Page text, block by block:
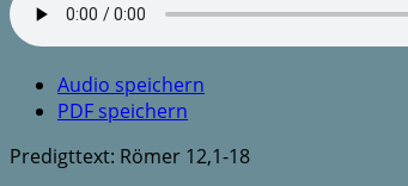
Audio speichern
PDF speichern
Predigttext: Römer 12,1-18